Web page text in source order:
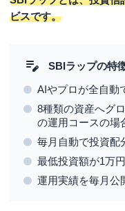
取引コストを抑
NISAの非課税枠
STEP①SBI証券
STEP②SBIラッ
STEP③注文・
SBIラップの評
Q. SBIラップは
Q. SBIラップの
ビスです。
SBIラップの特
AIやプロが全自動
8種類の資産へグ
の運用コースの場
毎月自動で投資配
最低投資額が1万
運用実績を毎月公